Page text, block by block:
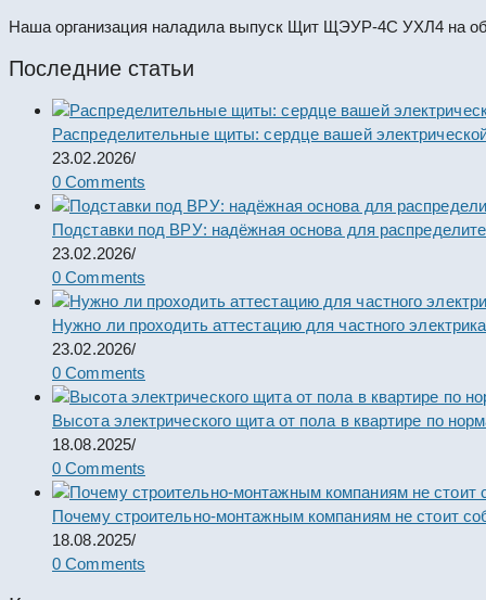
Наша организация наладила выпуск Щит ЩЭУР-4С УХЛ4 на
Последние статьи
Распределительные щиты: сердце вашей
23.02.2026/
0 Comments
Подставки под ВРУ: надёжная основа для
23.02.2026/
0 Comments
Нужно ли проходить аттестацию для частного
23.02.2026/
0 Comments
Высота электрического щита от пола в квартире по
18.08.2025/
0 Comments
Почему строительно-монтажным компаниям не стоит
18.08.2025/
0 Comments